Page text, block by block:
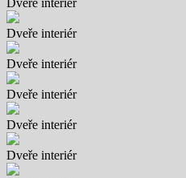
Dveře interiér
Dveře interiér
Dveře interiér
Dveře interiér
Dveře interiér